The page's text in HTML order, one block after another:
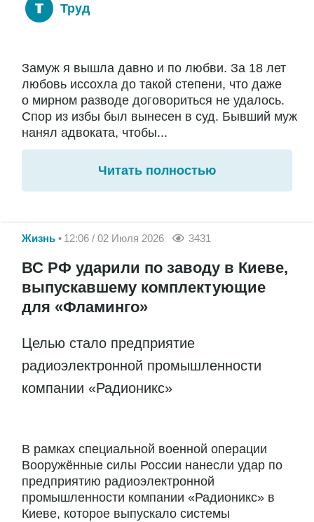
Труд
Замуж я вышла давно и по любви. За 18 лет
любовь иссохла до такой степени, что даже
о мирном разводе договориться не удалось.
Спор из избы был вынесен в суд. Бывший муж
нанял адвоката, чтобы...
Читать полностью
Жизнь 12:06 / 02 Июля 2026 3431
ВС РФ ударили по заводу в Киеве,
выпускавшему комплектующие
для «Фламинго»
Целью стало предприятие
радиоэлектронной промышленности
компании «Радионикс»
В рамках специальной военной операции
Вооружённые силы России нанесли удар по
предприятию радиоэлектронной
промышленности компании «Радионикс» в
Киеве, которое выпускало системы